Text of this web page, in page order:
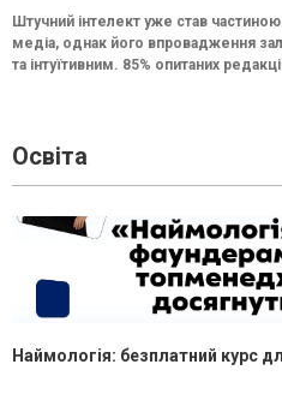
Штучний інтелект уже став
медіа, однак його впровадження
та інтуїтивним. 85% опитаних
Освіта
Наймологія: безплатний курс